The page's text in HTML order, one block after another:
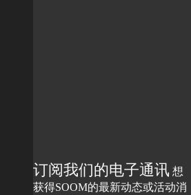
订阅我们的电子通讯 想
获得SOOM的最新动态或活动消